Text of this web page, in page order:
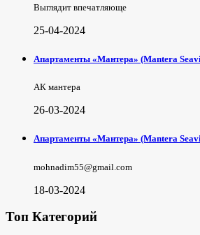
Выглядит впечатляюще
25-04-2024
Апартаменты «Мантера» (Mantera
АК мантера
26-03-2024
Апартаменты «Мантера» (Mantera
mohnadim55@gmail.com
18-03-2024
Топ Категорий